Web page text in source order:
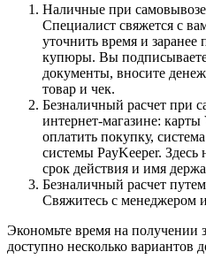
Наличные при
Специалист свяжется с
уточнить время и заранее
купюры. Вы
документы, вносите
товар и чек.
Безналичный расчет при
интернет-магазине:
оплатить покупку,
системы PayKeeper.
срок действия и имя
Безналичный расчет
Свяжитесь с менеджером
Экономьте время на получении
доступно несколько вариантов